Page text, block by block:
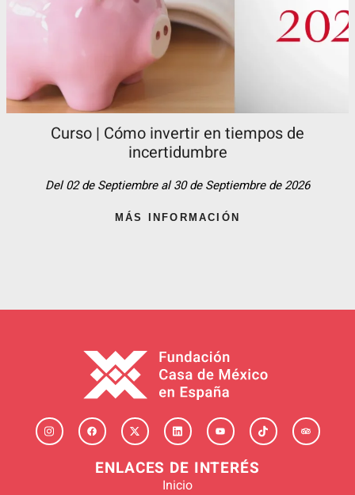
Curso | Cómo invertir en tiempos de
incertidumbre
Del 02 de Septiembre al 30 de Septiembre de 2026
MÁS INFORMACIÓN
ENLACES DE INTERÉS
Inicio